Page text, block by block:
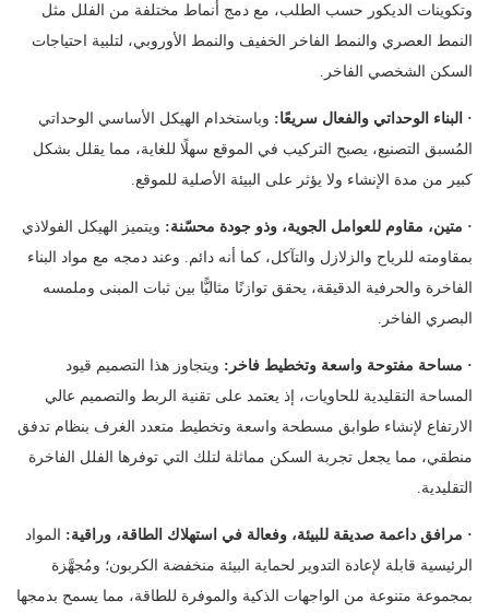
وتكوينات الديكور حسب الطلب، مع دمج أنماط مختلفة من الفلل مثل
النمط العصري والنمط الفاخر الخفيف والنمط الأوروبي، لتلبية احتياجات
السكن الشخصي الفاخر.
· البناء الوحداتي والفعال سريعًا: وباستخدام الهيكل الأساسي الوحداتي
المُسبق التصنيع، يصبح التركيب في الموقع سهلًا للغاية، مما يقلل بشكل
كبير من مدة الإنشاء ولا يؤثر على البيئة الأصلية للموقع.
· متين، مقاوم للعوامل الجوية، وذو جودة محسّنة: ويتميز الهيكل الفولاذي
بمقاومته للرياح والزلازل والتآكل، كما أنه دائم. وعند دمجه مع مواد البناء
الفاخرة والحرفية الدقيقة، يحقق توازنًا مثاليًّا بين ثبات المبنى وملمسه
البصري الفاخر.
· مساحة مفتوحة واسعة وتخطيط فاخر: ويتجاوز هذا التصميم قيود
المساحة التقليدية للحاويات، إذ يعتمد على تقنية الربط والتصميم عالي
الارتفاع لإنشاء طوابق مسطحة واسعة وتخطيط متعدد الغرف بنظام تدفق
منطقي، مما يجعل تجربة السكن مماثلة لتلك التي توفرها الفلل الفاخرة
التقليدية.
· مرافق داعمة صديقة للبيئة، وفعالة في استهلاك الطاقة، وراقية:
المواد
الرئيسية قابلة لإعادة التدوير لحماية البيئة منخفضة الكربون؛ ومُجهَّزة
بمجموعة متنوعة من الواجهات الذكية والموفرة للطاقة، مما يسمح بدمجها